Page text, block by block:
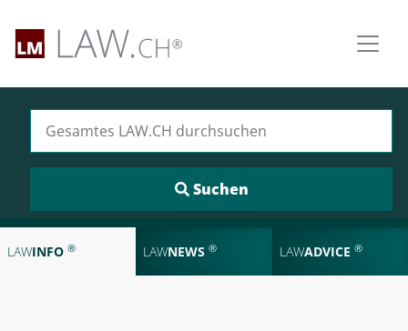
LAWINFO ® LAWNEWS ® LAWADVICE ®